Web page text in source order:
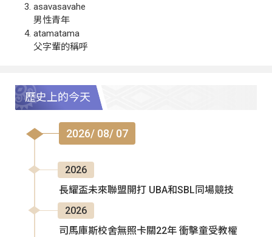
asavasavahe
男性青年
atamatama
父字輩的稱呼
歷史上的今天
2026/ 08/ 07
2026
長耀盃未來聯盟開打 UBA和SBL同場競技
2026
司馬庫斯校舍無照卡關22年 衝擊童受教權